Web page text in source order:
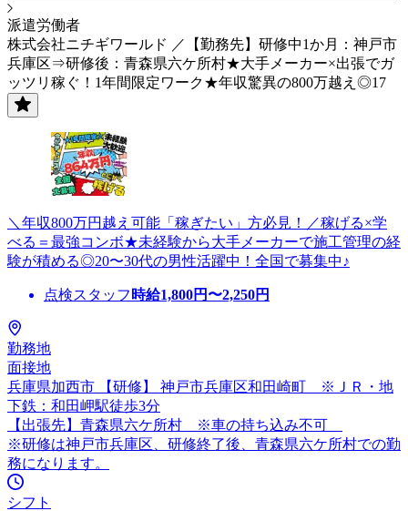
派遣労働者
株式会社ニチギワールド ／【勤務先】研修中1か月：神戸市
兵庫区⇒研修後：青森県六ケ所村★大手メーカー×出張でガ
ッツリ稼ぐ！1年間限定ワーク★年収驚異の800万越え◎17
＼年収800万円越え可能「稼ぎたい」方必見！／稼げる×学
べる＝最強コンボ★未経験から大手メーカーで施工管理の経
験が積める◎20〜30代の男性活躍中！全国で募集中♪
点検スタッフ 時給1,800円〜2,250円
勤務地
面接地
兵庫県加西市 【研修】 神戸市兵庫区和田崎町 ※ＪＲ・地
下鉄：和田岬駅徒歩3分
【出張先】青森県六ケ所村 ※車の持ち込み不可
※研修は神戸市兵庫区、研修終了後、青森県六ケ所村での勤
務になります。
シフト